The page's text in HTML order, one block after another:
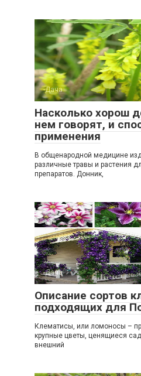
-Дача
Насколько хорош
нем говорят, и
применения
В общенародной медицине
различные травы и растения
препаратов. Донник,
-Дача
Описание сортов
подходящих для
Клематисы, или ломоносы –
крупные цветы, ценящиеся
внешний